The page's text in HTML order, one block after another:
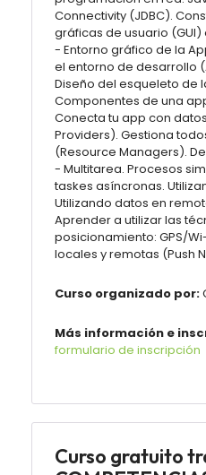
Connectivity (JDBC).
gráficas de usuario (GUI)
- Entorno gráfico de la
el entorno de desarrollo
Diseño del esqueleto de
Componentes de una
Conecta tu app con
Providers). Gestiona
(Resource Managers).
- Multitarea. Procesos
taskes asíncronas.
Utilizando datos en
Aprender a utilizar las
posicionamiento: GPS/
locales y remotas (Push
Curso organizado por:
Más información e
formulario de inscripción
Curso gratuito